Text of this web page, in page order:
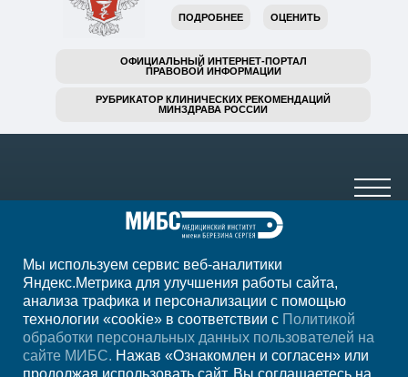
ПОДРОБНЕЕ ОЦЕНИТЬ
ОФИЦИАЛЬНЫЙ ИНТЕРНЕТ-ПОРТАЛ
ПРАВОВОЙ ИНФОРМАЦИИ
РУБРИКАТОР КЛИНИЧЕСКИХ РЕКОМЕНДАЦИЙ
МИНЗДРАВА РОССИИ
+7 (4752) 63-33-63
ежедн. 7.00-23.00
РегионТамбов
Мы используем сервис веб-аналитики
Яндекс.Метрика для улучшения работы сайта,
анализа трафика и персонализации с помощью
технологии «cookie» в соответствии с Политикой
обработки персональных данных пользователей на
сайте МИБС. Нажав «Ознакомлен и согласен» или
продолжая использовать сайт, Вы соглашаетесь на